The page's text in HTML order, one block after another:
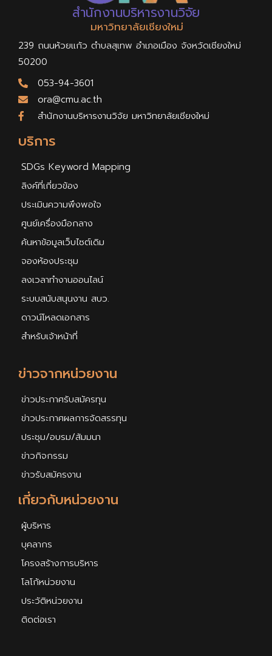
เกี่ยวกับหน่วยงาน
ผู้บริหาร
บุคลากร
โครงสร้างการบริหาร
โลโก้หน่วยงาน
ประวัติหน่วยงาน
ติดต่อเรา
ข่าวจากหน่วยงาน
ข่าวประกาศรับสมัครทุน
ข่าวประกาศผลการจัดสรรทุน
ประชุม/อบรม/สัมมนา
ข่าวกิจกรรม
ข่าวรับสมัครงาน
บริการ
SDGs Keyword Mapping
ลิงค์ที่เกี่ยวข้อง
ประเมินความพึงพอใจ
ศูนย์เครื่องมือกลาง
ค้นหาข้อมูลเว็บไซต์เดิม
จองห้องประชุม
ลงเวลาทำงานออนไลน์
ระบบสนับสนุนงาน สบว.
ดาวน์โหลดเอกสาร
สำหรับเจ้าหน้าที่
สำนักงานบริหารงานวิจัย
มหาวิทยาลัยเชียงใหม่
239 ถนนห้วยแก้ว ตำบลสุเทพ อำเภอเมือง จังหวัดเชียงใหม่
50200
053-94-3601
ora@cmu.ac.th
สำนักงานบริหารงานวิจัย มหาวิทยาลัยเชียงใหม่